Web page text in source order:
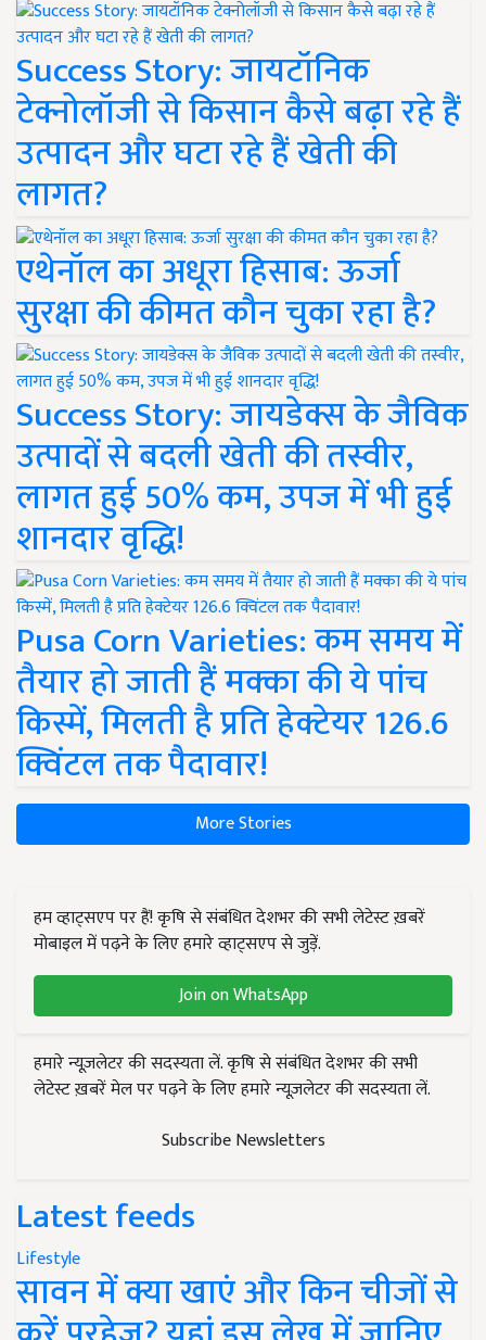
Success Story: जायटॉनिक
टेक्नोलॉजी से किसान कैसे बढ़ा रहे हैं
उत्पादन और घटा रहे हैं खेती की
लागत?
एथेनॉल का अधूरा हिसाब: ऊर्जा
सुरक्षा की कीमत कौन चुका रहा है?
Success Story: जायडेक्स के जैविक
उत्पादों से बदली खेती की तस्वीर,
लागत हुई 50% कम, उपज में भी हुई
शानदार वृद्धि!
Pusa Corn Varieties: कम समय में
तैयार हो जाती हैं मक्का की ये पांच
किस्में, मिलती है प्रति हेक्टेयर 126.6
क्विंटल तक पैदावार!
More Stories
हम व्हाट्सएप पर हैं! कृषि से संबंधित देशभर की सभी लेटेस्ट ख़बरें
मोबाइल में पढ़ने के लिए हमारे व्हाट्सएप से जुड़ें.
Join on WhatsApp
हमारे न्यूज़लेटर की सदस्यता लें. कृषि से संबंधित देशभर की सभी
लेटेस्ट ख़बरें मेल पर पढ़ने के लिए हमारे न्यूज़लेटर की सदस्यता लें.
Subscribe Newsletters
Latest feeds
Lifestyle
सावन में क्या खाएं और किन चीजों से